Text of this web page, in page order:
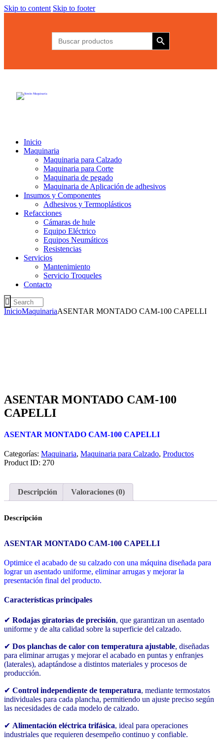
Skip to content Skip to footer
Buscar: Botón de búsqueda
Inicio
Maquinaria
Maquinaria para Calzado
Maquinaria para Corte
Maquinaria de pegado
Maquinaria de Aplicación de adhesivos
Insumos y Componentes
Adhesivos y Termoplásticos
Refacciones
Cámaras de hule
Equipo Eléctrico
Equipos Neumáticos
Resistencias
Servicios
Mantenimiento
Servicio Troqueles
Contacto
InicioMaquinariaASENTAR MONTADO CAM-100 CAPELLI
ASENTAR MONTADO CAM-100
CAPELLI
ASENTAR MONTADO CAM-100 CAPELLI
Categorías: Maquinaria, Maquinaria para Calzado, Productos
Product ID: 270
Descripción Valoraciones (0)
Descripción
ASENTAR MONTADO CAM-100 CAPELLI
Optimice el acabado de su calzado con una máquina diseñada para
lograr un asentado uniforme, eliminar arrugas y mejorar la
presentación final del producto.
Características principales
✔ Rodajas giratorias de precisión, que garantizan un asentado
uniforme y de alta calidad sobre la superficie del calzado.
✔ Dos planchas de calor con temperatura ajustable, diseñadas
para eliminar arrugas y mejorar el acabado en puntas y enfranjes
(laterales), adaptándose a distintos materiales y procesos de
producción.
✔ Control independiente de temperatura, mediante termostatos
individuales para cada plancha, permitiendo un ajuste preciso según
las necesidades de cada modelo de calzado.
✔ Alimentación eléctrica trifásica, ideal para operaciones
industriales que requieren desempeño continuo y confiable.